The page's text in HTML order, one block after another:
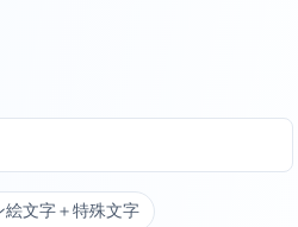
絵文字＋特殊文字